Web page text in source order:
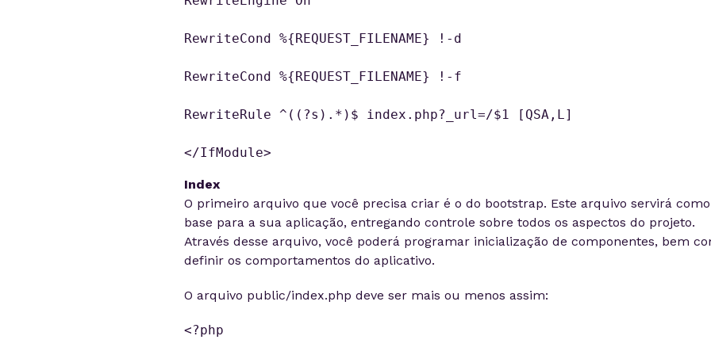
RewriteCond %{REQUEST_FILENAME} !-d
RewriteCond %{REQUEST_FILENAME} !-f
RewriteRule ^((?s).*)$ index.php?_url=/$1 [QSA,L]
</IfModule>
Index
O primeiro arquivo que você precisa criar é o do bootstrap. Este arquivo servirá como
base para a sua aplicação, entregando controle sobre todos os aspectos do projeto.
Através desse arquivo, você poderá programar inicialização de componentes, bem
definir os comportamentos do aplicativo.
O arquivo public/index.php deve ser mais ou menos assim:
<?php